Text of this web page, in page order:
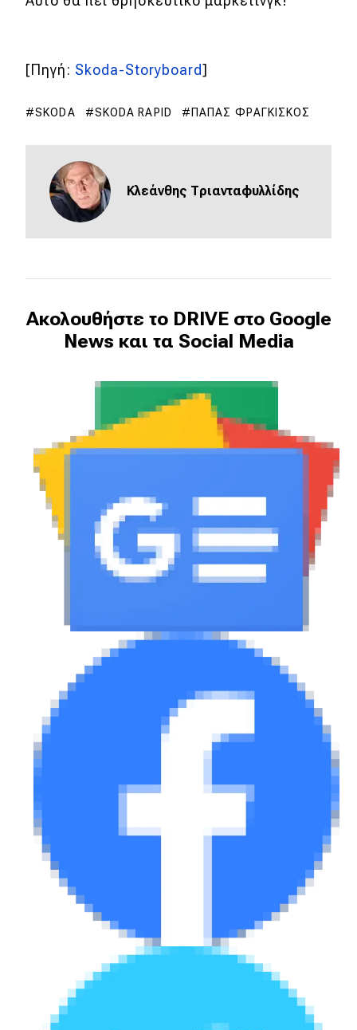
eDRIVE
[Πηγή: Skoda-Storyboard]
SKODA SKODA RAPID ΠΆΠΑΣ ΦΡΑΓΚΊΣΚΟΣ
Κλεάνθης Τριανταφυλλίδης
Ακολουθήστε το DRIVE στο Google
News και τα Social Media